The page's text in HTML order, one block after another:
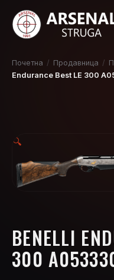
Почетна / Продавница /
Endurance Best LE 300
🔍
BENELLI
300